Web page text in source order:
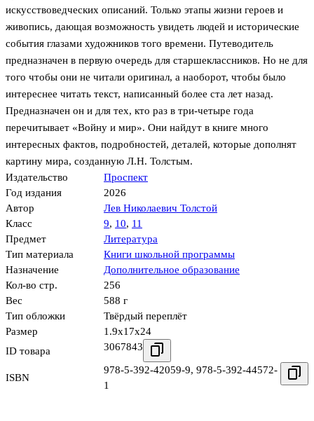
искусствоведческих описаний. Только этапы жизни героев и
живопись, дающая возможность увидеть людей и исторические
события глазами художников того времени. Путеводитель
предназначен в первую очередь для старшеклассников. Но не для
того чтобы они не читали оригинал, а наоборот, чтобы было
интереснее читать текст, написанный более ста лет назад.
Предназначен он и для тех, кто раз в три-четыре года
перечитывает «Войну и мир». Они найдут в книге много
интересных фактов, подробностей, деталей, которые дополнят
картину мира, созданную Л.Н. Толстым.
Издательство
Проспект
Год издания
2026
Автор
Лев Николаевич Толстой
Класс
9, 10, 11
Предмет
Литература
Тип материала
Книги школьной программы
Назначение
Дополнительное образование
Кол-во стр.
256
Вес
588 г
Тип обложки
Твёрдый переплёт
Размер
1.9x17x24
ID товара
3067843
ISBN
978-5-392-42059-9, 978-5-392-44572-
1